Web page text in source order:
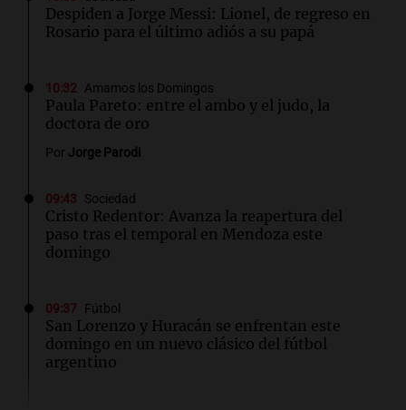
Despiden a Jorge Messi: Lionel, de regreso en
Rosario para el último adiós a su papá
10:32 Amamos los Domingos
Paula Pareto: entre el ambo y el judo, la
doctora de oro
Por Jorge Parodi
09:43 Sociedad
Cristo Redentor: Avanza la reapertura del
paso tras el temporal en Mendoza este
domingo
09:37 Fútbol
San Lorenzo y Huracán se enfrentan este
domingo en un nuevo clásico del fútbol
argentino